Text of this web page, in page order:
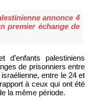
annonce 4
premier échange de
palestiniens
de prisonniers entre
entre le 24 et
à ceux qui ont été
la même période.